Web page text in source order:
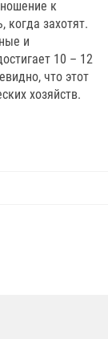
к
когда захотят.
и
10 – 12
что этот
хозяйств.